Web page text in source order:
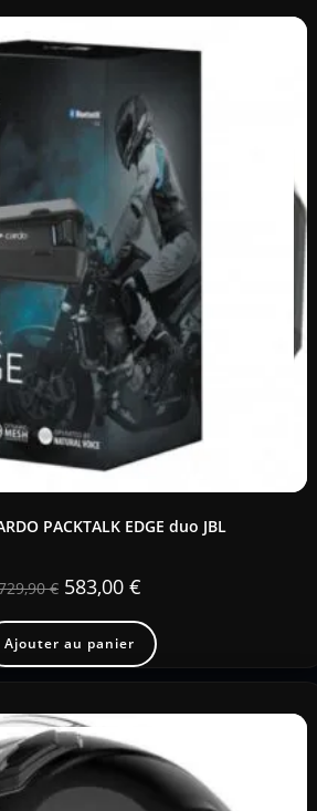
PACKTALK EDGE duo JBL
€ 583,00 €
Ajouter au panier